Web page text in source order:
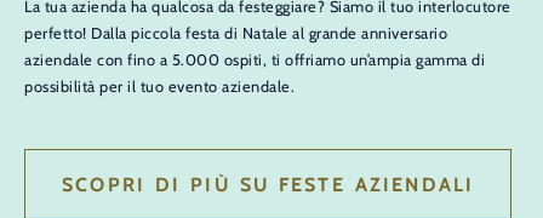
La tua azienda ha qualcosa da festeggiare? Siamo il tuo interlocutore
perfetto! Dalla piccola festa di Natale al grande anniversario
aziendale con fino a 5.000 ospiti, ti offriamo un’ampia gamma di
possibilità per il tuo evento aziendale.
SCOPRI DI PIÙ SU FESTE AZIENDALI